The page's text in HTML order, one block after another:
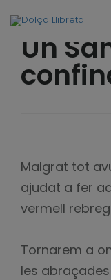
Un
Malgrat tot
ajudat a fer
vermell
Tornarem a
les abraçades